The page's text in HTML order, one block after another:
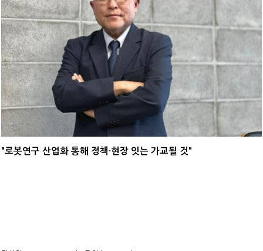
"로봇연구 산업화 통해 정책·현장 잇는 가교될 것"